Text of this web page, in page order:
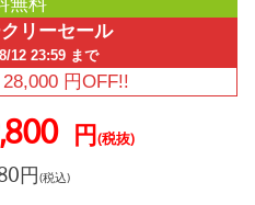
リーセール
12 23:59 まで
28,000 円OFF!!
円(税抜)
円(税込)